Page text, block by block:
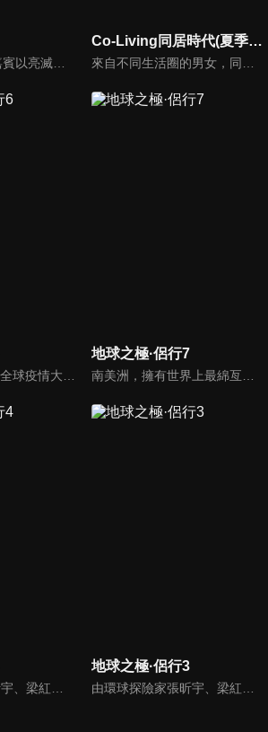
Co-Living同居時代(夏季篇)
地球之極·侶行7
由環球探險家張昕宇、梁紅「侶行夫婦」攜手，前往最高、最寒冷、最炎熱、最神秘等「地球之極」，走遍地球極致之地，見證人類偉大生存。這一段極地之旅，用真實的鏡頭語言，去記錄和講述了極端環境下人類的生存故事，有的是故土難離，有的不停挑戰著生存極限，無一不閃爍著充滿智慧的生活之光。
地球之極·侶行3
由環球探險家張昕宇、梁紅「侶行夫婦」攜手，前往最高、最寒冷、最炎熱、最神秘等「地球之極」，走遍地球極致之地，見證人類偉大生存。這一段極地之旅，用真實的鏡頭語言，去記錄和講述了極端環境下人類的生存故事，有的是故土難離，有的不停挑戰著生存極限，無一不閃爍著充滿智慧的生活之光。